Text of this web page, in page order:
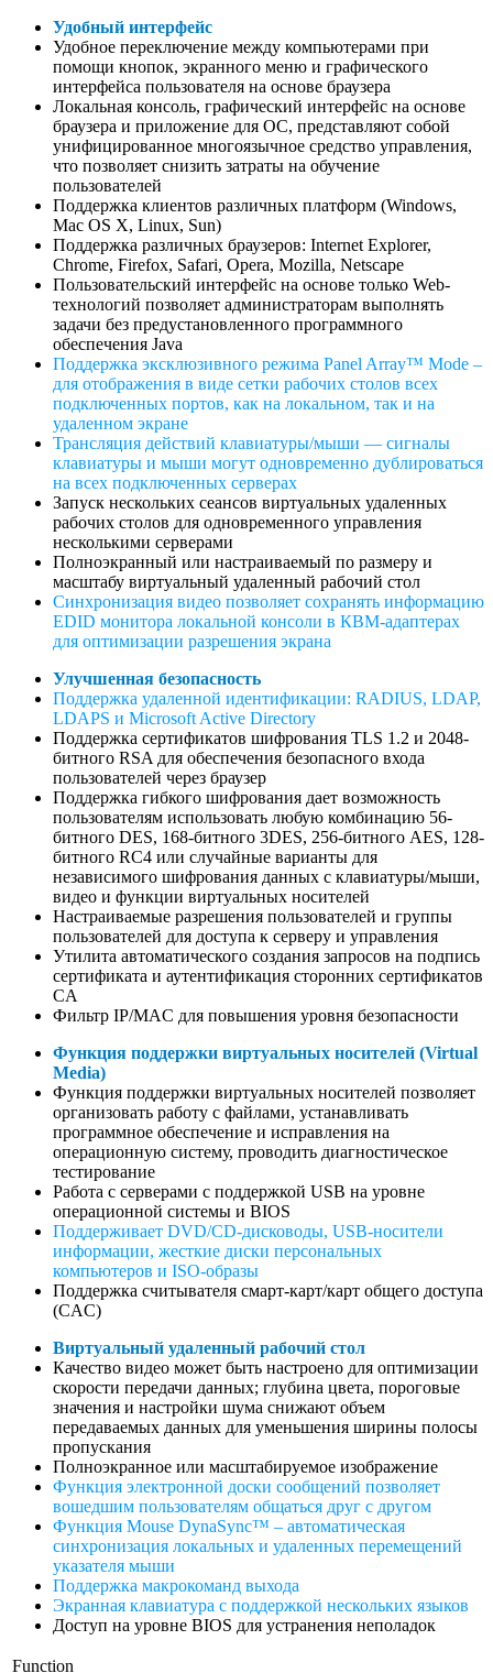
Удобный интерфейс
Удобное переключение между компьютерами при
помощи кнопок, экранного меню и графического
интерфейса пользователя на основе браузера
Локальная консоль, графический интерфейс на основе
браузера и приложение для ОС, представляют собой
унифицированное многоязычное средство управления,
что позволяет снизить затраты на обучение
пользователей
Поддержка клиентов различных платформ (Windows,
Mac OS X, Linux, Sun)
Поддержка различных браузеров: Internet Explorer,
Chrome, Firefox, Safari, Opera, Mozilla, Netscape
Пользовательский интерфейс на основе только Web-
технологий позволяет администраторам выполнять
задачи без предустановленного программного
обеспечения Java
Поддержка эксклюзивного режима Panel Array™ Mode –
для отображения в виде сетки рабочих столов всех
подключенных портов, как на локальном, так и на
удаленном экране
Трансляция действий клавиатуры/мыши — сигналы
клавиатуры и мыши могут одновременно дублироваться
на всех подключенных серверах
Запуск нескольких сеансов виртуальных удаленных
рабочих столов для одновременного управления
несколькими серверами
Полноэкранный или настраиваемый по размеру и
масштабу виртуальный удаленный рабочий стол
Синхронизация видео позволяет сохранять информацию
EDID монитора локальной консоли в КВМ-адаптерах
для оптимизации разрешения экрана
Улучшенная безопасность
Поддержка удаленной идентификации: RADIUS, LDAP,
LDAPS и Microsoft Active Directory
Поддержка сертификатов шифрования TLS 1.2 и 2048-
битного RSA для обеспечения безопасного входа
пользователей через браузер
Поддержка гибкого шифрования дает возможность
пользователям использовать любую комбинацию 56-
битного DES, 168-битного 3DES, 256-битного AES, 128-
битного RC4 или случайные варианты для
независимого шифрования данных с клавиатуры/мыши,
видео и функции виртуальных носителей
Настраиваемые разрешения пользователей и группы
пользователей для доступа к серверу и управления
Утилита автоматического создания запросов на подпись
сертификата и аутентификация сторонних сертификатов
CA
Фильтр IP/MAC для повышения уровня безопасности
Функция поддержки виртуальных носителей (Virtual
Media)
Функция поддержки виртуальных носителей позволяет
организовать работу с файлами, устанавливать
программное обеспечение и исправления на
операционную систему, проводить диагностическое
тестирование
Работа с серверами с поддержкой USB на уровне
операционной системы и BIOS
Поддерживает DVD/CD-дисководы, USB-носители
информации, жесткие диски персональных
компьютеров и ISO-образы
Поддержка считывателя смарт-карт/карт общего доступа
(CAC)
Виртуальный удаленный рабочий стол
Качество видео может быть настроено для оптимизации
скорости передачи данных; глубина цвета, пороговые
значения и настройки шума снижают объем
передаваемых данных для уменьшения ширины полосы
пропускания
Полноэкранное или масштабируемое изображение
Функция электронной доски сообщений позволяет
вошедшим пользователям общаться друг с другом
Функция Mouse DynaSync™ – автоматическая
синхронизация локальных и удаленных перемещений
указателя мыши
Поддержка макрокоманд выхода
Экранная клавиатура с поддержкой нескольких языков
Доступ на уровне BIOS для устранения неполадок
Function